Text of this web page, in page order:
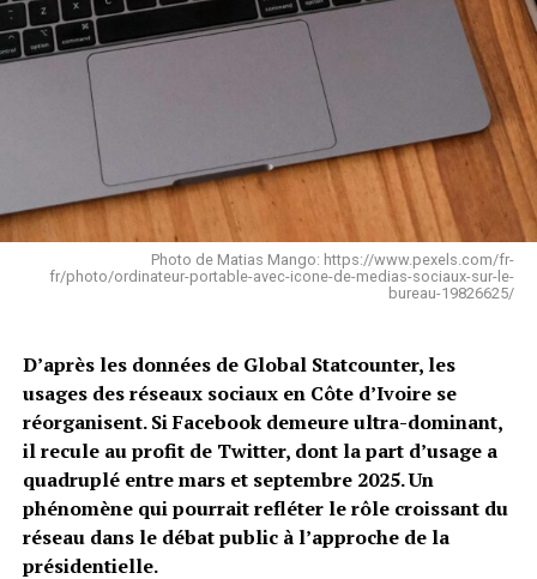
Photo de Matias Mango: https://www.pexels.com/fr-
fr/photo/ordinateur-portable-avec-icone-de-medias-sociaux-sur-le-
bureau-19826625/
D’après les données de Global Statcounter, les
usages des réseaux sociaux en Côte d’Ivoire se
réorganisent. Si Facebook demeure ultra-dominant,
il recule au profit de Twitter, dont la part d’usage a
quadruplé entre mars et septembre 2025. Un
phénomène qui pourrait refléter le rôle croissant du
réseau dans le débat public à l’approche de la
présidentielle.